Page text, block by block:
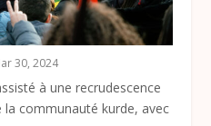
30, 2024
à une recrudescence
la communauté kurde, avec